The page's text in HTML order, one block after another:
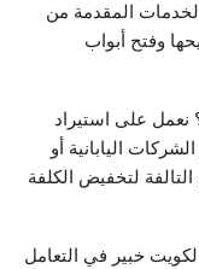
المقدمة من
وفتح أبواب
على استيراد
اليابانية أو
لتخفيض الكلفة
خبير في التعامل